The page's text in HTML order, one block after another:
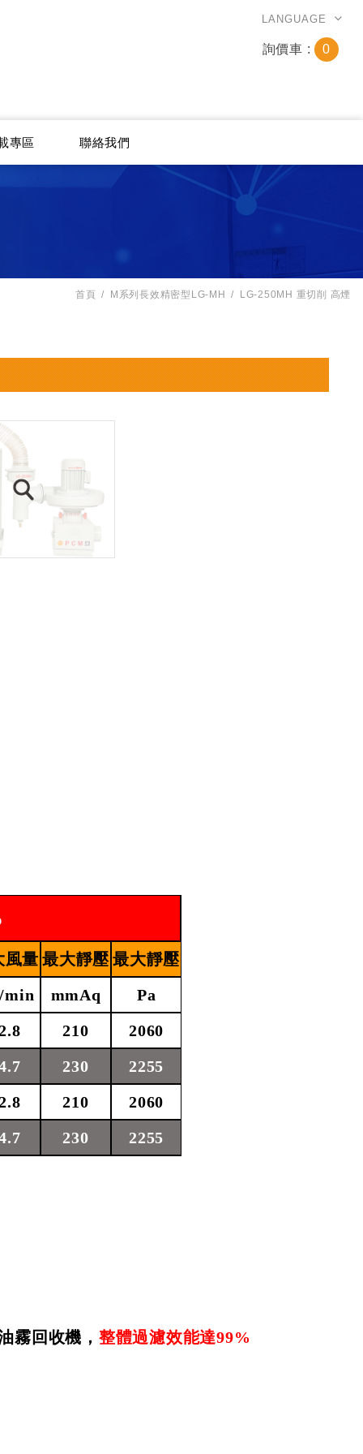
LANGUAGE
詢價車 : 0
專區 聯絡我們
首頁 M系列長效精密型LG-MH LG-250MH 重切削 高煙
風量 最大靜壓最大靜壓
min mmAq Pa
210
2060
230 2255
210
2060
230 2255
霧回收機， 整體過濾效能達99%